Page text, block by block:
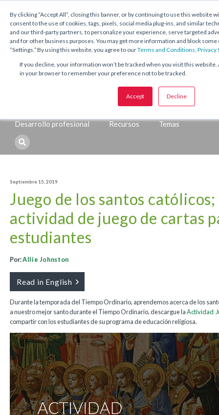
By clicking “Accept All”, closing this banner, or by continuing to use this website
consent to the use of cookies, tags, pixels, social media plug-ins, and similar
and our third-party partners, to personalize your experience, serve targeted
and for other business purposes. You may get more information and block
“Settings.” By using this website, you agree to ourTerms and Conditions, Privacy
If you decline, your information won’t be tracked when you visit this website.
in your browser to remember your preference not to be tracked.
Accept Decline
Temas:
Temporadas y festividades
Desarrollo profesional Recursos Temas
Septiembre 15, 2019
Juego de los santos
actividad de juego de cartas
estudiantes
Por:Allie Johnston
Read in English
Durante la temporada del Tiempo Ordinario, aprendemos acerca de los
a nuestro mejor santo durante el Tiempo Ordinario, descargue laActividad
compartir con los estudiantes de su programa de educación religiosa.